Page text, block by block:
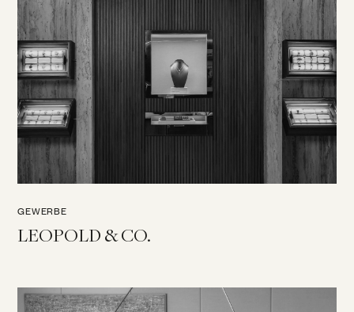
GEWERBE
LEOPOLD & CO.